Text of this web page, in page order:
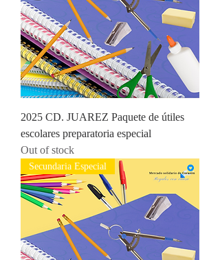
2025 CD. JUAREZ Paquete de útiles
escolares preparatoria especial
Out of stock
Secundaria Especial